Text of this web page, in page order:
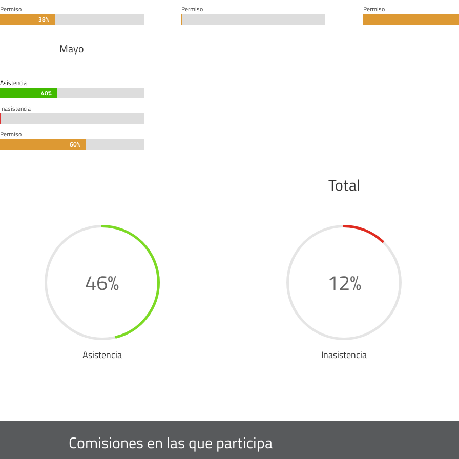
Permiso
38%
38%
Mayo
Asistencia
40%
40%
Inasistencia
Permiso
60%
60%
Permiso
Permiso
Total
46%
Asistencia
12%
Inasistencia
Comisiones en las que participa